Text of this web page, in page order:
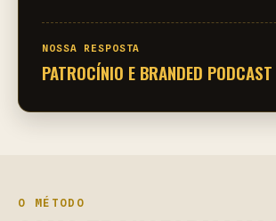
NOSSA RESPOSTA
PATROCÍNIO E BRANDED PODCAST
O MÉTODO